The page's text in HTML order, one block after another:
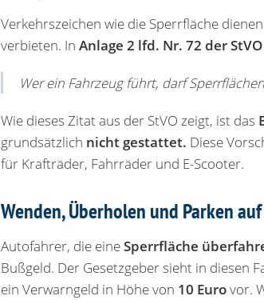
Verkehrszeichen wie die Sperrfläche
verbieten. In Anlage 2 lfd. Nr. 72 der StVO
Wer ein Fahrzeug führt, darf
Wie dieses Zitat aus der StVO zeigt, ist das
grundsätzlich nicht gestattet. Diese
für Krafträder, Fahrräder und E-Scooter.
Wenden, Überholen und Parken
Autofahrer, die eineSperrfläche
Bußgeld. Der Gesetzgeber sieht in diesen
ein Verwarngeld in Höhe von 10 Eurovor.